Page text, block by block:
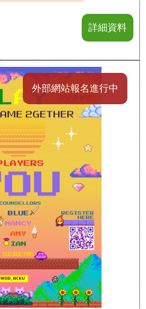
詳細資料
外部網站報名進行中